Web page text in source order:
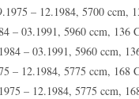
– 12.1984, 5700 ccm,
– 03.1991, 5960 ccm, 136
– 03.1991, 5960 ccm,
– 12.1984, 5775 ccm, 168
– 12.1984, 5775 ccm,